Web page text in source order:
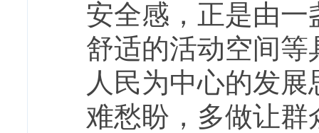
安全感，正是由
舒适的活动空间等
人民为中心的发展
难愁盼，多做让